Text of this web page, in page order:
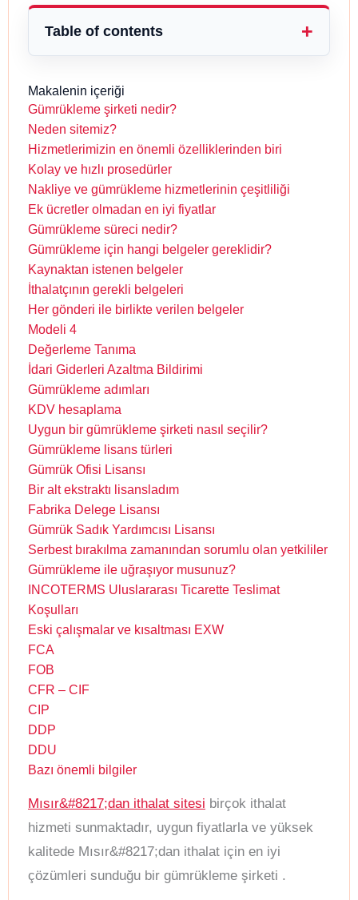
Table of contents
Makalenin içeriği
Gümrükleme şirketi nedir?
Neden sitemiz?
Hizmetlerimizin en önemli özelliklerinden biri
Kolay ve hızlı prosedürler
Nakliye ve gümrükleme hizmetlerinin çeşitliliği
Ek ücretler olmadan en iyi fiyatlar
Gümrükleme süreci nedir?
Gümrükleme için hangi belgeler gereklidir?
Kaynaktan istenen belgeler
İthalatçının gerekli belgeleri
Her gönderi ile birlikte verilen belgeler
Modeli 4
Değerleme Tanıma
İdari Giderleri Azaltma Bildirimi
Gümrükleme adımları
KDV hesaplama
Uygun bir gümrükleme şirketi nasıl seçilir?
Gümrükleme lisans türleri
Gümrük Ofisi Lisansı
Bir alt ekstraktı lisansladım
Fabrika Delege Lisansı
Gümrük Sadık Yardımcısı Lisansı
Serbest bırakılma zamanından sorumlu olan yetkililer
Gümrükleme ile uğraşıyor musunuz?
INCOTERMS Uluslararası Ticarette Teslimat
Koşulları
Eski çalışmalar ve kısaltması EXW
FCA
FOB
CFR – CIF
CIP
DDP
DDU
Bazı önemli bilgiler
Mısır&#8217;dan ithalat sitesi birçok ithalat
hizmeti sunmaktadır, uygun fiyatlarla ve yüksek
kalitede Mısır&#8217;dan ithalat için en iyi
çözümleri sunduğu bir gümrükleme şirketi .